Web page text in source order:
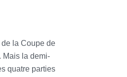
la Coupe de
Mais la demi-
quatre parties